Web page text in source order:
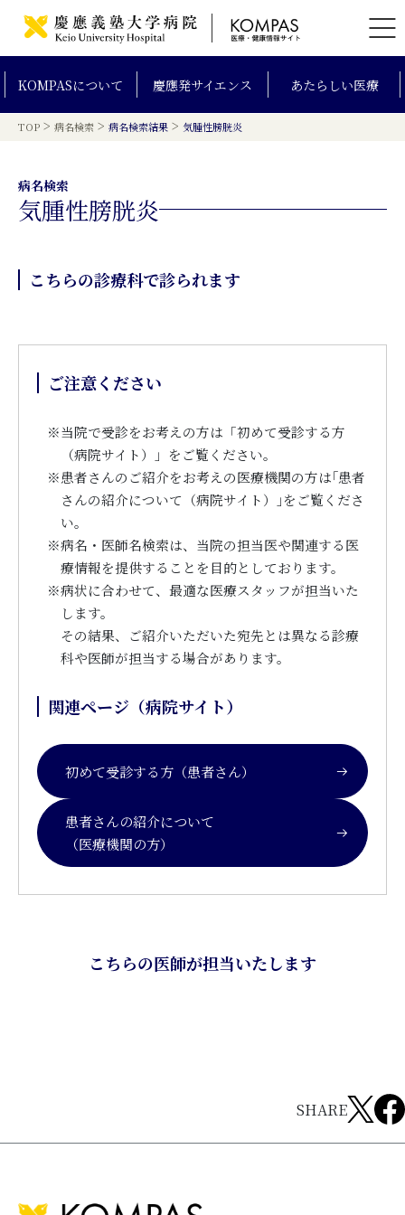
KOMPASについて 慶應発サイエンス あたらしい医療
TOP > 病名検索 > 病名検索結果 > 気腫性膀胱炎
病名検索
気腫性膀胱炎
こちらの診療科で診られます
ご注意ください
※当院で受診をお考えの方は「初めて受診する方
（病院サイト）」をご覧ください。
※患者さんのご紹介をお考えの医療機関の方は｢患者
さんの紹介について（病院サイト）｣をご覧くださ
い。
※病名・医師名検索は、当院の担当医や関連する医
療情報を提供することを目的としております。
※病状に合わせて、最適な医療スタッフが担当いた
します。
その結果、ご紹介いただいた宛先とは異なる診療
科や医師が担当する場合があります。
関連ページ（病院サイト）
初めて受診する方（患者さん）
患者さんの紹介について
（医療機関の方）
こちらの医師が担当いたします
SHARE